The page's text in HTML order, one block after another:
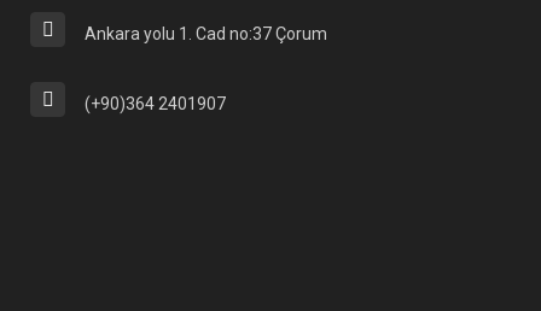
Ankara yolu 1. Cad no:37 Çorum
(+90)364 2401907